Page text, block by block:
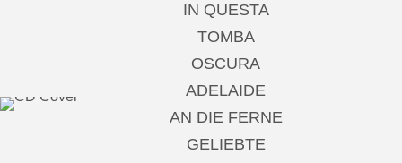
IN QUESTA
TOMBA
OSCURA
ADELAIDE
AN DIE FERNE
GELIEBTE